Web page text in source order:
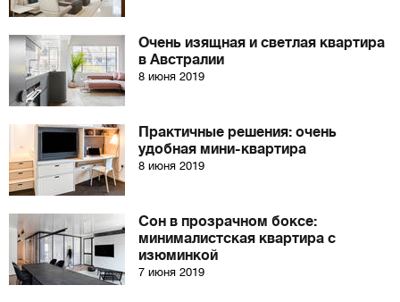
Очень изящная и светлая квартира
в Австралии
8 июня 2019
Практичные решения: очень
удобная мини-квартира
8 июня 2019
Сон в прозрачном боксе:
минималистская квартира с
изюминкой
7 июня 2019